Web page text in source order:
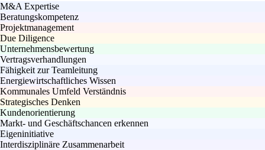
M&A Expertise
Beratungskompetenz
Projektmanagement
Due Diligence
Unternehmensbewertung
Vertragsverhandlungen
Fähigkeit zur Teamleitung
Energiewirtschaftliches Wissen
Kommunales Umfeld Verständnis
Strategisches Denken
Kundenorientierung
Markt- und Geschäftschancen erkennen
Eigeninitiative
Interdisziplinäre Zusammenarbeit